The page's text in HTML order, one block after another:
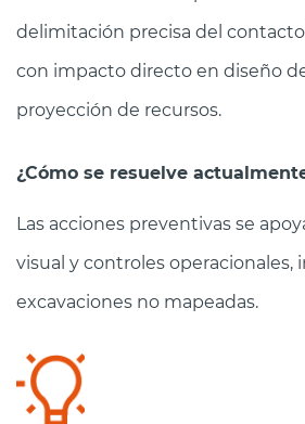
delimitación precisa del
con impacto directo en diseño
proyección de recursos.
¿Cómo se resuelve
Las acciones preventivas se
visual y controles
excavaciones no mapeadas.